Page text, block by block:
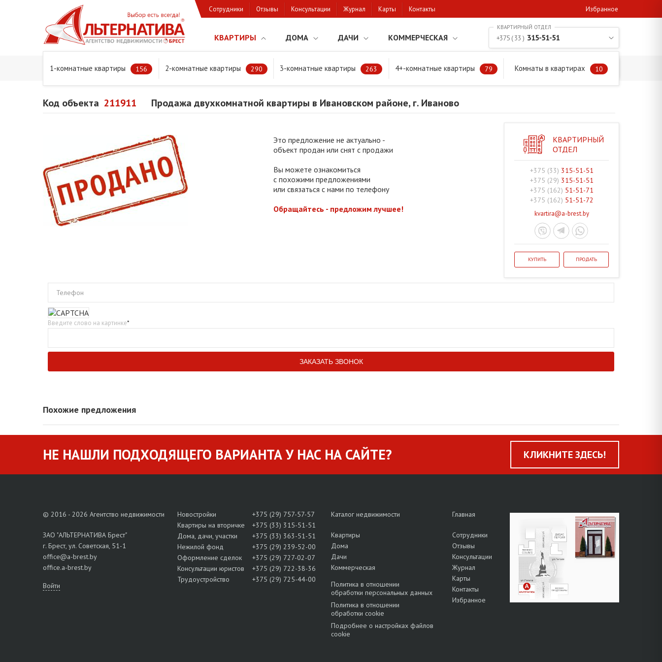
Сотрудники Отзывы Консультации Журнал Карты Контакты Избранное
КВАРТИРЫ ДОМА ДАЧИ КОММЕРЧЕСКАЯ
1-комнатные квартиры 156 2-комнатные квартиры 290 3-комнатные квартиры 263 4+-комнатные квартиры 79 Комнаты в квартирах 10
+375 ( 33 ) 315-51-51
Главная Предложения Квартиры Продажа двухкомнатной квартиры в Ивановском районе, г. Иваново
Код объекта 211911 Продажа двухкомнатной квартиры в Ивановском районе, г. Иваново
Это предложение не актуально -
объект продан или снят с продажи
Вы можете ознакомиться
с похожими предложениями
или связаться с нами по телефону
Обращайтесь - предложим лучшее!
КВАРТИРНЫЙ
ОТДЕЛ
+375 (33) 315-51-51
+375 (29) 315-51-51
+375 (162) 51-51-71
+375 (162) 51-51-72
kvartira@a-brest.by
КУПИТЬ ПРОДАТЬ
Телефон
Введите слово на картинке*
Похожие предложения
НЕ НАШЛИ ПОДХОДЯЩЕГО ВАРИАНТА У НАС НА САЙТЕ? КЛИКНИТЕ ЗДЕСЬ!
© 2016 - 2026 Агентство недвижимости
ЗАО "АЛЬТЕРНАТИВА Брест"
г. Брест, ул. Советская, 51-1
office@a-brest.by
office.a-brest.by
Войти
Новостройки
+375 (29) 757-57-57
Квартиры на вторичке
+375 (33) 315-51-51
Дома, дачи, участки
+375 (33) 363-51-51
Нежилой фонд
+375 (29) 239-52-00
Оформление сделок
+375 (29) 727-02-07
Консультации юристов
+375 (29) 722-38-36
Трудоустройство
+375 (29) 725-44-00
Каталог недвижимости
Квартиры
Дома
Дачи
Коммерческая
Политика в отношении
обработки персональных данных
Политика в отношении
обработки cookie
Подробнее о настройках файлов
cookie
Главная
Сотрудники
Отзывы
Консультации
Журнал
Карты
Контакты
Избранное